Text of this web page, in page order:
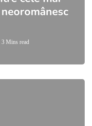
3 Mins read